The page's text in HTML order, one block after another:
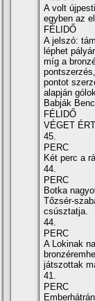
A volt
egyben az
FÉLIDŐ
A jelszó:
léphet
mí­g a
pontot
alapján
Babják
FÉLIDŐ
VÉGET
45.
PERC
Két perc a
44.
PERC
Botka
Tőzsér-
csúsztatja.
44.
PERC
A Lokinak
játszottak
41.
PERC